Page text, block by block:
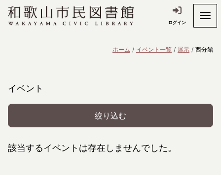
ログイン
ホーム イベント一覧 展示 西分館
イベント
絞り込む
該当するイベントは存在しませんでした。